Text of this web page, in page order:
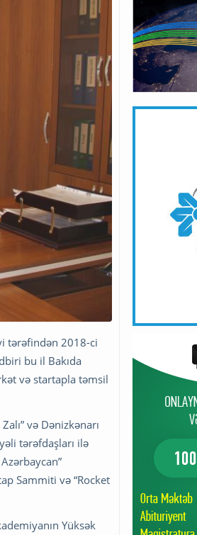
tərəfindən 2018-ci
bu il Bakıda
və startapla təmsil
və Dənizkənarı
tərəfdaşları ilə
Sammiti və “Rocket
Yüksək